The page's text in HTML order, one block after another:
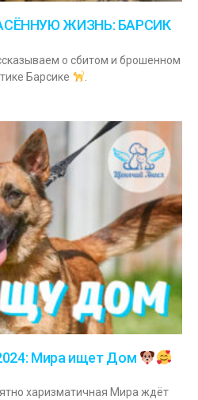
ЖИЗНЬ: БАРСИК
о сбитом и брошенном
Барсике
Мира ищет Дом
харизматичная Мира ждёт